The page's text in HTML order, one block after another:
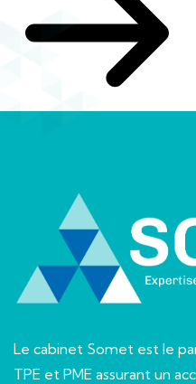
Le cabinet Somet est le
TPE et PME assurant un